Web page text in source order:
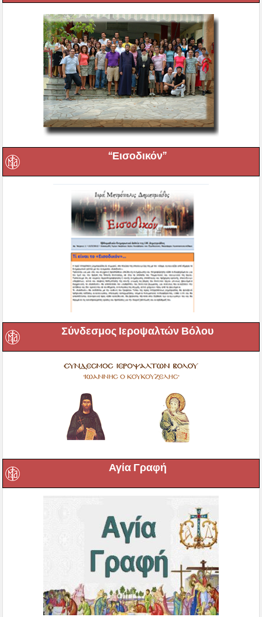
“Εισοδικόν”
Σύνδεσμος Ιεροψαλτών Βόλου
Αγία Γραφή